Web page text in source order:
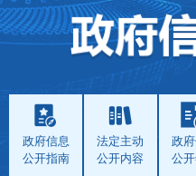
政府信息
公开指南
法定主动
公开内容
政
公